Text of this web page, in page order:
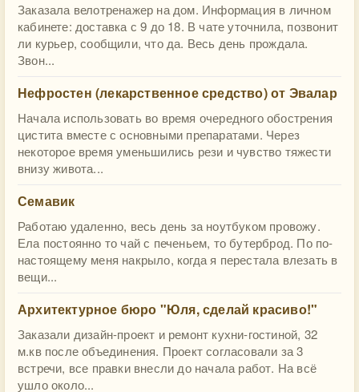
Заказала велотренажер на дом. Информация в личном
кабинете: доставка с 9 до 18. В чате уточнила, позвонит
ли курьер, сообщили, что да. Весь день прождала.
Звон...
Нефростен (лекарственное средство) от Эвалар
Начала использовать во время очередного обострения
цистита вместе с основными препаратами. Через
некоторое время уменьшились рези и чувство тяжести
внизу живота...
Семавик
Работаю удаленно, весь день за ноутбуком провожу.
Ела постоянно то чай с печеньем, то бутерброд. По по-
настоящему меня накрыло, когда я перестала влезать в
вещи...
​Архитектурное бюро "Юля, сделай красиво!"
Заказали дизайн-проект и ремонт кухни-гостиной, 32
м.кв после объединения. Проект согласовали за 3
встречи, все правки внесли до начала работ. На всё
ушло около...